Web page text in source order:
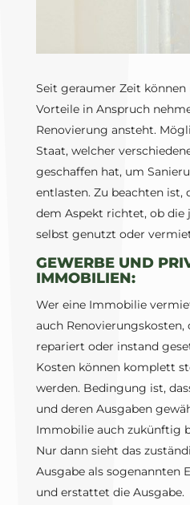
Seit geraumer Zeit können
Vorteile in Anspruch
Renovierung ansteht.
Staat, welcher
geschaffen hat, um
entlasten. Zu beachten ist,
dem Aspekt richtet, ob
selbst genutzt oder
GEWERBE UND
IMMOBILIEN:
Wer eine Immobilie
auch
repariert oder instand
Kosten können komplett
werden. Bedingung ist,
und deren Ausgaben
Immobilie auch zukünftig
Nur dann sieht das
Ausgabe als sogenannten
und erstattet die Ausgabe.